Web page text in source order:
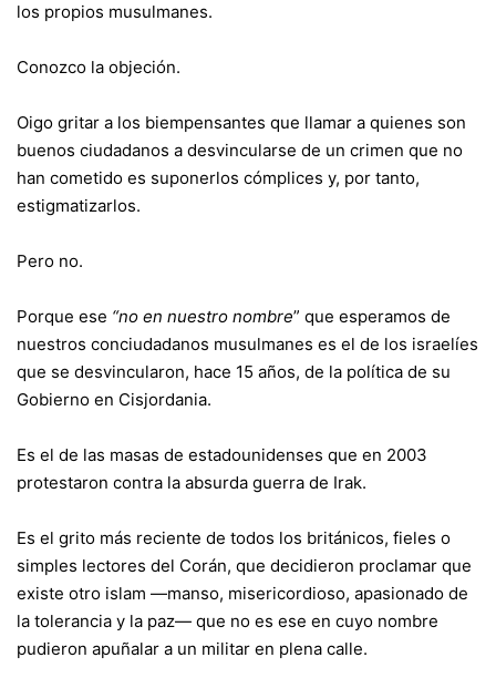
los propios musulmanes.
Conozco la objeción.
Oigo gritar a los biempensantes que llamar a quienes son
buenos ciudadanos a desvincularse de un crimen que no
han cometido es suponerlos cómplices y, por tanto,
estigmatizarlos.
Pero no.
Porque ese “no en nuestro nombre” que esperamos de
nuestros conciudadanos musulmanes es el de los israelíes
que se desvincularon, hace 15 años, de la política de su
Gobierno en Cisjordania.
Es el de las masas de estadounidenses que en 2003
protestaron contra la absurda guerra de Irak.
Es el grito más reciente de todos los británicos, fieles o
simples lectores del Corán, que decidieron proclamar que
existe otro islam —manso, misericordioso, apasionado de
la tolerancia y la paz— que no es ese en cuyo nombre
pudieron apuñalar a un militar en plena calle.